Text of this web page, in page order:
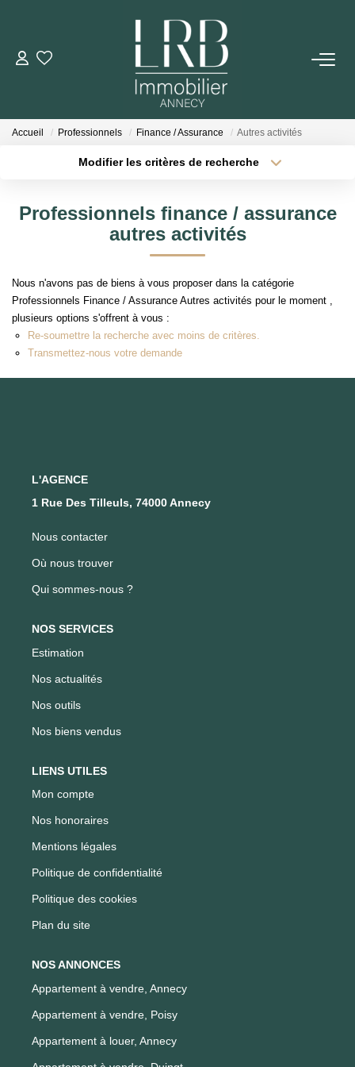
ACHETER
Votre Recherche
Biens Vendus
ESTIMER
LOUER
Notre Équipe
Accueil Professionnels Finance / Assurance Autres activités
Modifier les critères de recherche
Type de bien
Surface min
Créer une alerte
Professionnels finance / assurance
autres activités
Nous n'avons pas de biens à vous proposer dans la catégorie
Professionnels Finance / Assurance Autres activités pour le moment ,
plusieurs options s'offrent à vous :
Re-soumettre la recherche avec moins de critères.
Transmettez-nous votre demande
L'AGENCE
1 Rue Des Tilleuls, 74000 Annecy
Nous contacter
Où nous trouver
Qui sommes-nous ?
NOS SERVICES
Estimation
Nos actualités
Nos outils
Nos biens vendus
LIENS UTILES
Mon compte
Nos honoraires
Mentions légales
Politique de confidentialité
Politique des cookies
Plan du site
NOS ANNONCES
Appartement à vendre, Annecy
Appartement à vendre, Poisy
Appartement à louer, Annecy